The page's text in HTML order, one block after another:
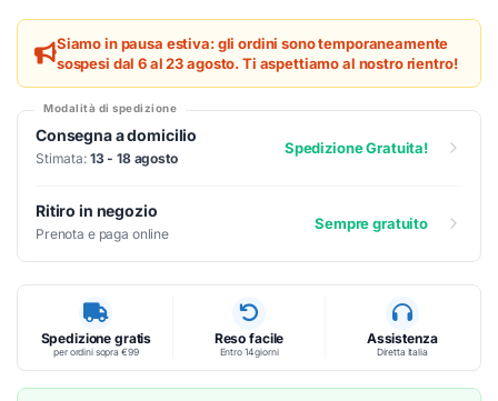
Siamo in pausa estiva: gli ordini sono temporaneamente
sospesi dal 6 al 23 agosto. Ti aspettiamo al nostro rientro!
Modalità di spedizione
Consegna a domicilio
Stimata: 13 - 18 agosto
Spedizione Gratuita!
Ritiro in negozio
Prenota e paga online
Sempre gratuito
Spedizione gratis
per ordini sopra €99
Reso facile
Entro 14 giorni
Assistenza
Diretta Italia